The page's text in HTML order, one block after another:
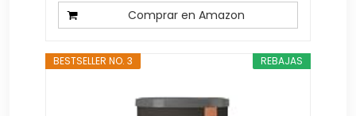
Comprar en Amazon
REBAJAS
BESTSELLER NO. 3